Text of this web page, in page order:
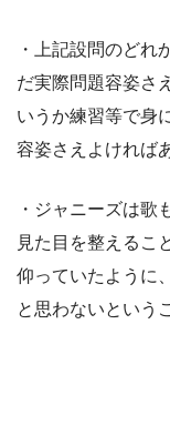
・上記設問のどれ
だ実際問題容姿さ
いうか練習等で身
容姿さえよければ
・ジャニーズは歌
見た目を整えるこ
仰っていたように
と思わないという